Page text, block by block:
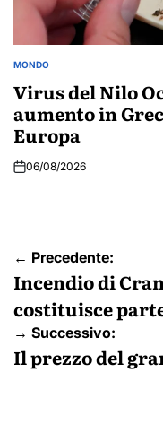
POSTED
MONDO
Virus del Nilo
aumento in
Europa
06/08/2026
Navigazione
articoli
← Precedente:
Incendio di
costituisce
→ Successivo:
Il prezzo del